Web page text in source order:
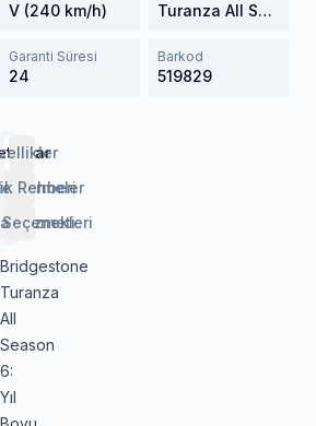
V (240 km/h) Turanza All Season 6
Garanti Süresi
24
Barkod
519829
Rehberi
Hizmeti
Bridgestone
Turanza
All
Season
6:
Yıl